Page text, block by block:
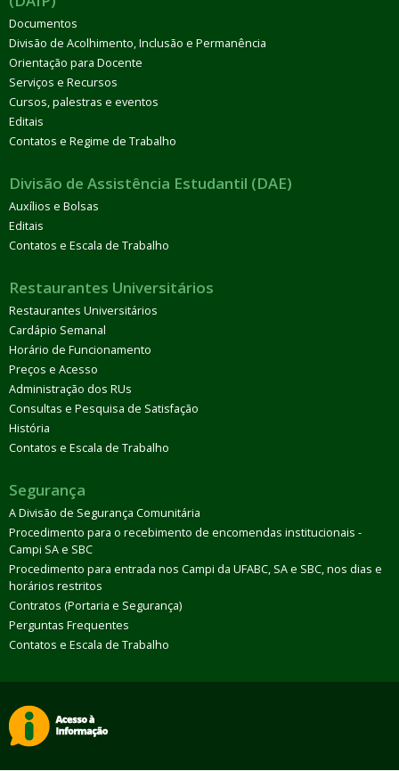
Documentos
Divisão de Acolhimento, Inclusão e Permanência
Orientação para Docente
Serviços e Recursos
Cursos, palestras e eventos
Editais
Contatos e Regime de Trabalho
Divisão de Assistência Estudantil (DAE)
Auxílios e Bolsas
Editais
Contatos e Escala de Trabalho
Restaurantes Universitários
Restaurantes Universitários
Cardápio Semanal
Horário de Funcionamento
Preços e Acesso
Administração dos RUs
Consultas e Pesquisa de Satisfação
História
Contatos e Escala de Trabalho
Segurança
A Divisão de Segurança Comunitária
Procedimento para o recebimento de encomendas institucionais -
Campi SA e SBC
Procedimento para entrada nos Campi da UFABC, SA e SBC, nos dias e
horários restritos
Contratos (Portaria e Segurança)
Perguntas Frequentes
Contatos e Escala de Trabalho